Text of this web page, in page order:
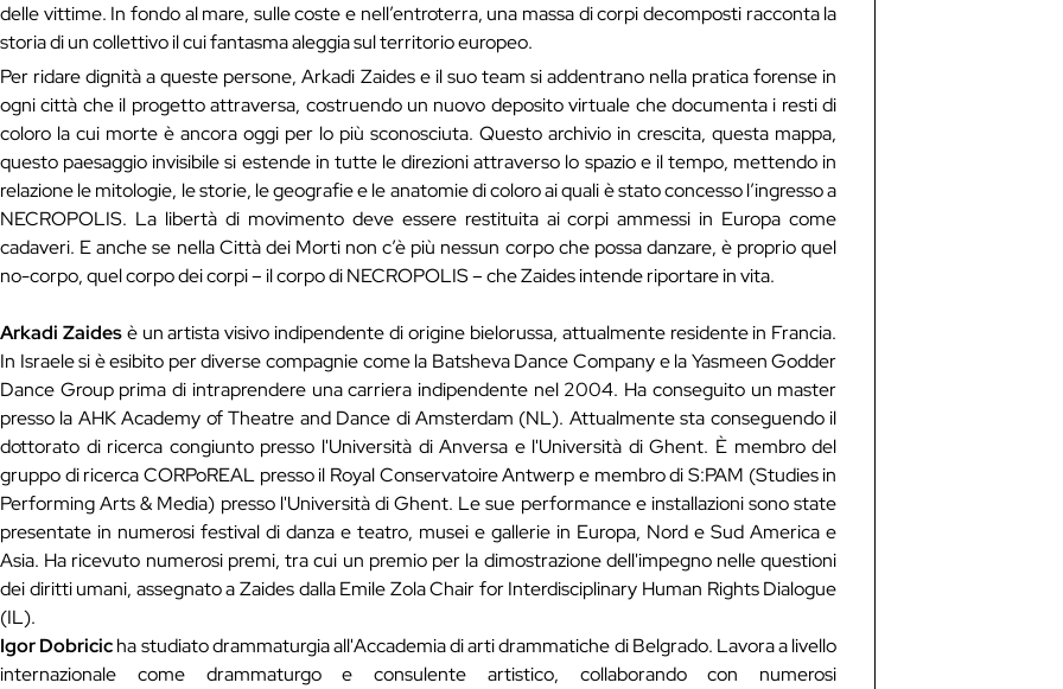
delle vittime. In fondo al mare, sulle coste e nell’entroterra, una massa di corpi decomposti racconta la
storia di un collettivo il cui fantasma aleggia sul territorio europeo.
Per ridare dignità a queste persone, Arkadi Zaides e il suo team si addentrano nella pratica forense in
ogni città che il progetto attraversa, costruendo un nuovo deposito virtuale che documenta i resti di
coloro la cui morte è ancora oggi per lo più sconosciuta. Questo archivio in crescita, questa mappa,
questo paesaggio invisibile si estende in tutte le direzioni attraverso lo spazio e il tempo, mettendo in
relazione le mitologie, le storie, le geografie e le anatomie di coloro ai quali è stato concesso l’ingresso a
NECROPOLIS. La libertà di movimento deve essere restituita ai corpi ammessi in Europa come
cadaveri. E anche se nella Città dei Morti non c’è più nessun corpo che possa danzare, è proprio quel
no-corpo, quel corpo dei corpi – il corpo di NECROPOLIS – che Zaides intende riportare in vita.
Arkadi Zaidesè un artista visivo indipendente di origine bielorussa, attualmente residente in Francia.
In Israele si è esibito per diverse compagnie come la Batsheva Dance Company e la Yasmeen Godder
Dance Group prima di intraprendere una carriera indipendente nel 2004. Ha conseguito un master
presso la AHK Academy of Theatre and Dance di Amsterdam (NL). Attualmente sta conseguendo il
dottorato di ricerca congiunto presso l'Università di Anversa e l'Università di Ghent. È membro del
gruppo di ricerca CORPoREAL presso il Royal Conservatoire Antwerp e membro di S:PAM (Studies in
Performing Arts & Media) presso l'Università di Ghent. Le sue performance e installazioni sono state
presentate in numerosi festival di danza e teatro, musei e gallerie in Europa, Nord e Sud America e
Asia. Ha ricevuto numerosi premi, tra cui un premio per la dimostrazione dell'impegno nelle questioni
dei diritti umani, assegnato a Zaides dalla Emile Zola Chair for Interdisciplinary Human Rights Dialogue
(IL).
Igor Dobricicha studiato drammaturgia all'Accademia di arti drammatiche di Belgrado. Lavora a livello
internazionale come drammaturgo e consulente artistico, collaborando con numerosi